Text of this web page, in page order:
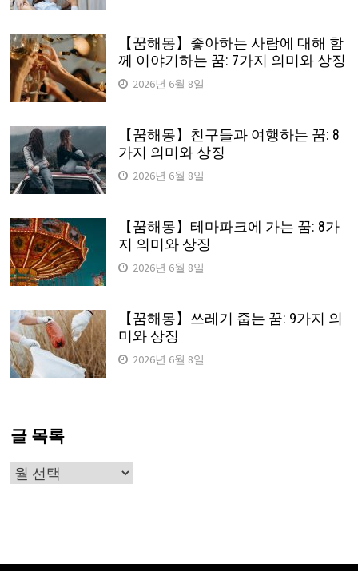
【꿈해몽】좋아하는 사람에 대해 함
께 이야기하는 꿈: 7가지 의미와 상징
2026년 6월 8일
【꿈해몽】친구들과 여행하는 꿈: 8
가지 의미와 상징
2026년 6월 8일
【꿈해몽】테마파크에 가는 꿈: 8가
지 의미와 상징
2026년 6월 8일
【꿈해몽】쓰레기 줍는 꿈: 9가지 의
미와 상징
2026년 6월 8일
글 목록
글